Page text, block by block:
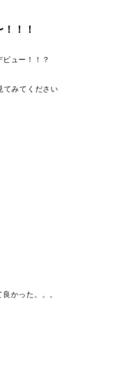
！！
ュー！！？
てみてください
かった。。。